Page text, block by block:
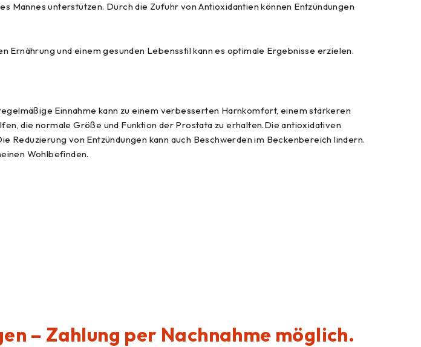
Mannes unterstützen. Durch die Zufuhr von Antioxidantien können Entzündungen
und einem gesunden Lebensstil kann es optimale Ergebnisse erzielen.
Einnahme kann zu einem verbesserten Harnkomfort, einem stärkeren
die normale Größe und Funktion der Prostata zu erhalten.Die antioxidativen
Reduzierung von Entzündungen kann auch Beschwerden im Beckenbereich lindern.
Wohlbefinden.
– Zahlung per Nachnahme möglich.